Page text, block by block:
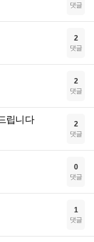
댓글
2
댓글
2
댓글
립니다 2
댓글
0
댓글
1
댓글